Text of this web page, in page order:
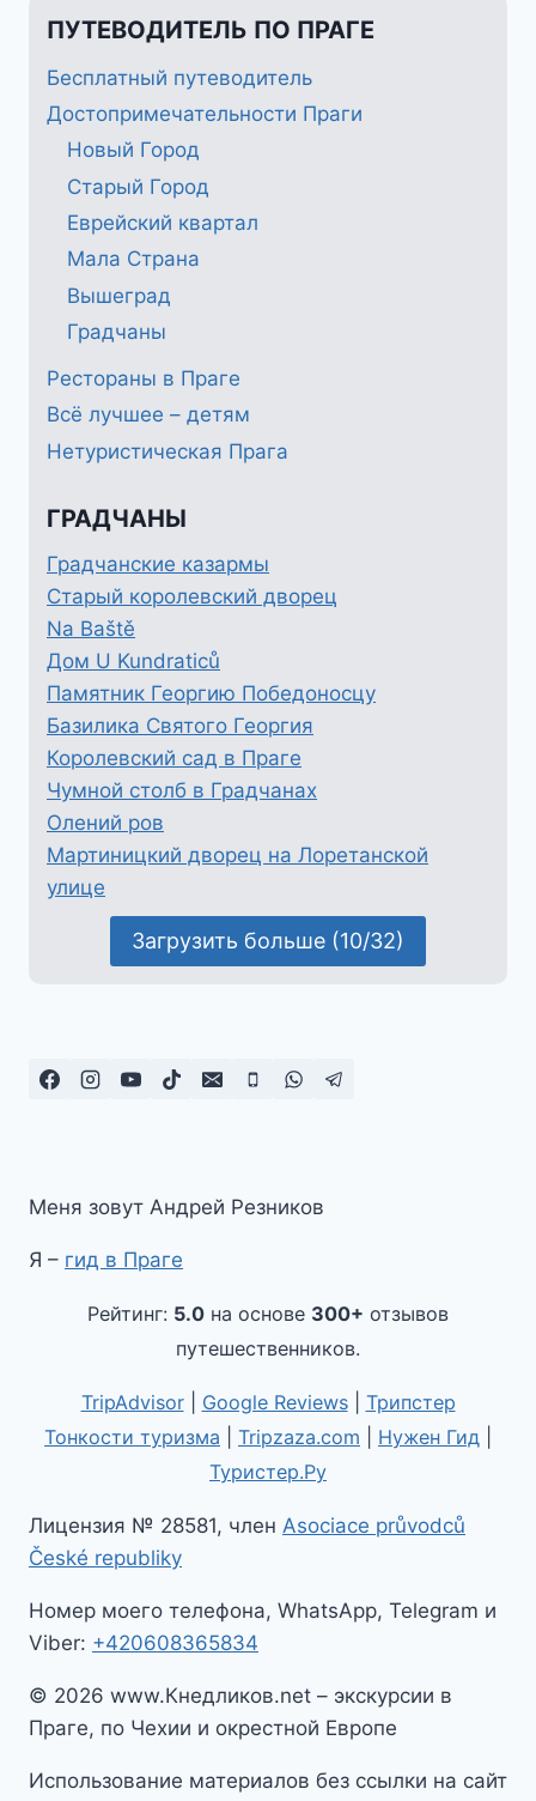
ПУТЕВОДИТЕЛЬ ПО ПРАГЕ
Бесплатный путеводитель
Достопримечательности Праги
Новый Город
Старый Город
Еврейский квартал
Мала Страна
Вышеград
Градчаны
Рестораны в Праге
Всё лучшее – детям
Нетуристическая Прага
ГРАДЧАНЫ
Градчанские казармы
Старый королевский дворец
Na Baště
Дом U Kundraticů
Памятник Георгию Победоносцу
Базилика Святого Георгия
Королевский сад в Праге
Чумной столб в Градчанах
Олений ров
Мартиницкий дворец на Лоретанской
улице
Загрузить больше (10/32)
Меня зовут Андрей Резников
Я – гид в Праге
Рейтинг: 5.0 на основе 300+ отзывов
путешественников.
TripAdvisor| Google Reviews| Трипстер
Тонкости туризма
Tripzaza.com Нужен Гид
Туристер.Ру
Лицензия № 28581, член Asociace průvodců
České republiky
Номер моего телефона, WhatsApp, Telegram и
Viber: +420608365834
© 2026 www.Кнедликов.net – экскурсии в
Праге, по Чехии и окрестной Европе
Использование материалов без ссылки на сайт